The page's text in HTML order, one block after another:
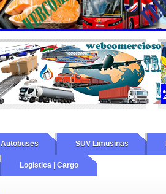
Autobuses SUV Limusinas
Logistica | Cargo